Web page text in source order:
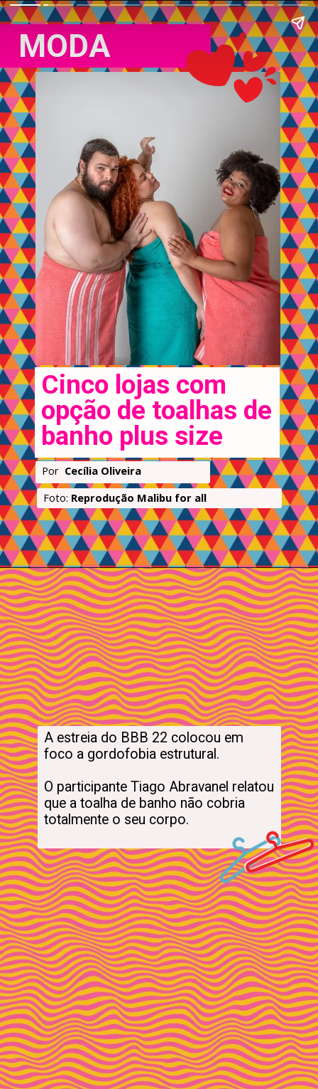
MODA
Cinco lojas com
opção de toalhas de
banho plus size
Por Cecília Oliveira
Foto: Reprodução Malibu for all
A estreia do BBB 22 colocou em
foco a gordofobia estrutural.
O participante Tiago Abravanel relatou
que a toalha de banho não cobria
totalmente o seu corpo.